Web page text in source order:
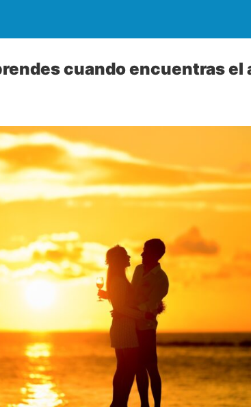
cuando encuentras el